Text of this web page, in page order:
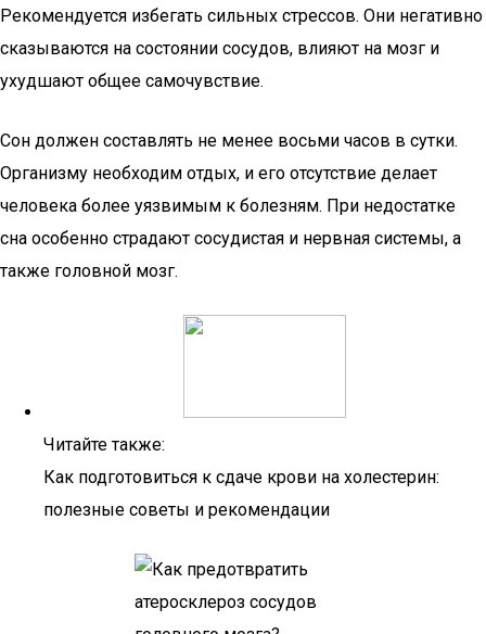
Рекомендуется избегать сильных стрессов. Они негативно
сказываются на состоянии сосудов, влияют на мозг и
ухудшают общее самочувствие.
Сон должен составлять не менее восьми часов в сутки.
Организму необходим отдых, и его отсутствие делает
человека более уязвимым к болезням. При недостатке
сна особенно страдают сосудистая и нервная системы, а
также головной мозг.
Читайте также:
Как подготовиться к сдаче крови на холестерин:
полезные советы и рекомендации